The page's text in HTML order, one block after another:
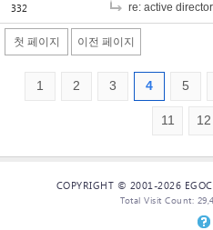
332 re: active directory 계정 가져
첫 페이지 이전 페이지
1 2 3 4 5
11 12
COPYRIGHT © 2001-2026
Total Visit Count: